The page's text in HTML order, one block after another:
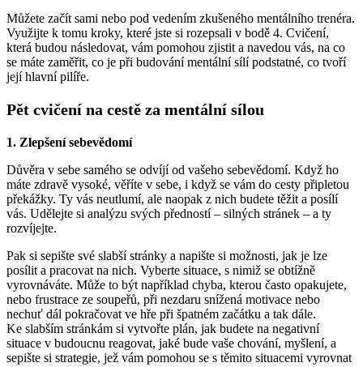
Můžete začít sami nebo pod vedením zkušeného mentálního trenéra.
Využijte k tomu kroky, které jste si rozepsali v bodě 4. Cvičení,
která budou následovat, vám pomohou zjistit a navedou vás, na co
se máte zaměřit, co je při budování mentální sílí podstatné, co tvoří
její hlavní pilíře.
Pět cvičení na cestě za mentální sílou
1. Zlepšení sebevědomí
Důvěra v sebe samého se odvíjí od vašeho sebevědomí. Když ho
máte zdravě vysoké, věříte v sebe, i když se vám do cesty připletou
překážky. Ty vás neutlumí, ale naopak z nich budete těžit a posílí
vás. Udělejte si analýzu svých předností – silných stránek – a ty
rozvíjejte.
Pak si sepište své slabší stránky a napište si možnosti, jak je lze
posílit a pracovat na nich. Vyberte situace, s nimiž se obtížně
vyrovnáváte. Může to být například chyba, kterou často opakujete,
nebo frustrace ze soupeřů, při nezdaru snížená motivace nebo
nechuť dál pokračovat ve hře při špatném začátku a tak dále.
Ke slabším stránkám si vytvořte plán, jak budete na negativní
situace v budoucnu reagovat, jaké bude vaše chování, myšlení, a
sepište si strategie, jež vám pomohou se s těmito situacemi vyrovnat